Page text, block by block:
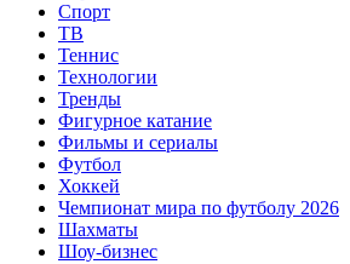
Спорт
ТВ
Теннис
Технологии
Тренды
Фигурное катание
Фильмы и сериалы
Футбол
Хоккей
Чемпионат мира по футболу 2026
Шахматы
Шоу-бизнес